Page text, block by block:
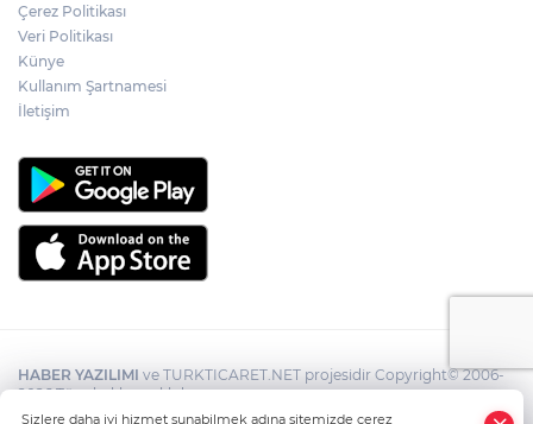
Çerez Politikası
Veri Politikası
Künye
Kullanım Şartnamesi
İletişim
HABER YAZILIMI ve TURKTICARET.NET projesidir Copyright© 2006-
2026 Tüm hakları saklıdır.
Sizlere daha iyi hizmet sunabilmek adına sitemizde çerez